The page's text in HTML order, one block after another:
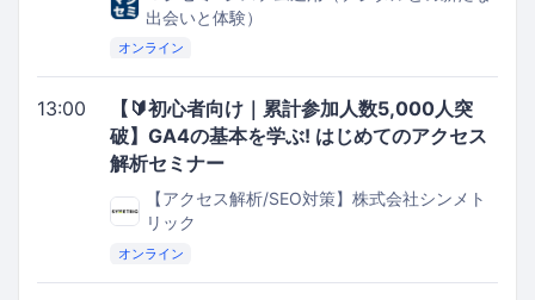
出会いと体験）
オンライン
13:00
【🔰初心者向け｜累計参加人数5,000人突
破】GA4の基本を学ぶ! はじめてのアクセス
解析セミナー
【アクセス解析/SEO対策】株式会社シンメト
リック
オンライン